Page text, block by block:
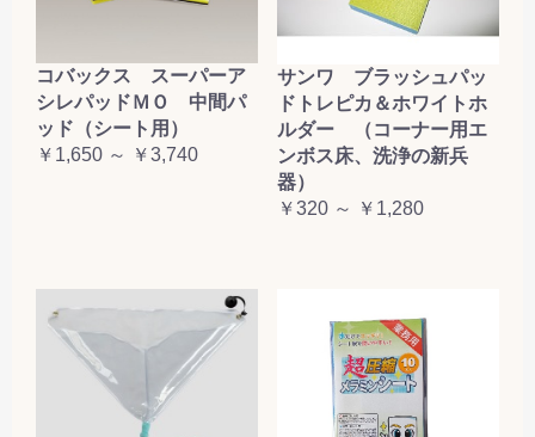
コバックス スーパーア
シレパッドＭＯ 中間パ
ッド（シート用）
￥1,650 ～ ￥3,740
サンワ ブラッシュパッ
ドトレピカ＆ホワイトホ
ルダー （コーナー用エ
ンボス床、洗浄の新兵
器）
￥320 ～ ￥1,280